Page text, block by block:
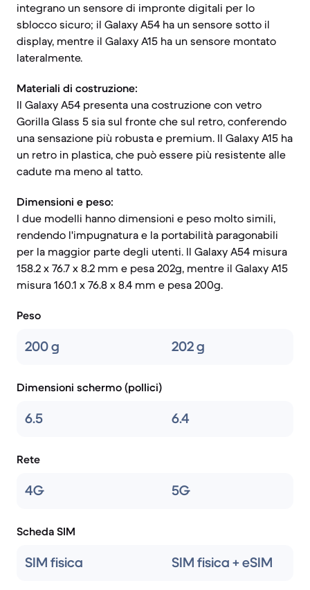
integrano un sensore di impronte digitali per lo
sblocco sicuro; il Galaxy A54 ha un sensore sotto il
display, mentre il Galaxy A15 ha un sensore montato
lateralmente.
Materiali di costruzione:
Il Galaxy A54 presenta una costruzione con vetro
Gorilla Glass 5 sia sul fronte che sul retro, conferendo
una sensazione più robusta e premium. Il Galaxy A15 ha
un retro in plastica, che può essere più resistente alle
cadute ma meno al tatto.
Dimensioni e peso:
I due modelli hanno dimensioni e peso molto simili,
rendendo l'impugnatura e la portabilità paragonabili
per la maggior parte degli utenti. Il Galaxy A54 misura
158.2 x 76.7 x 8.2 mm e pesa 202g, mentre il Galaxy A15
misura 160.1 x 76.8 x 8.4 mm e pesa 200g.
Peso
200 g 202 g
Dimensioni schermo (pollici)
6.5 6.4
Rete
4G 5G
Scheda SIM
SIM fisica SIM fisica + eSIM